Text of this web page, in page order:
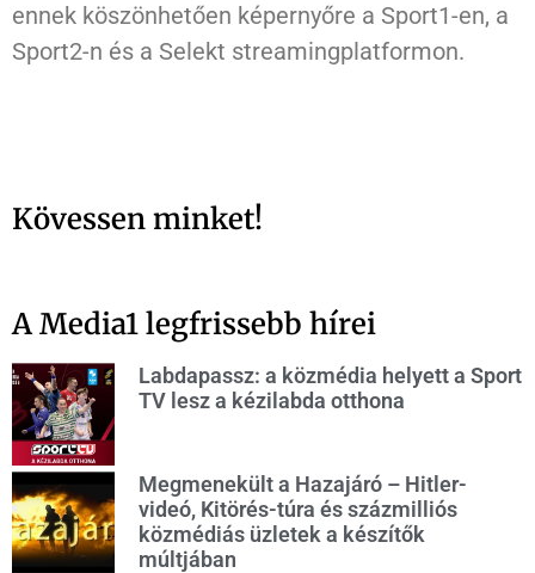
ennek köszönhetően képernyőre a Sport1-en, a
Sport2-n és a Selekt streamingplatformon.
Kövessen minket!
A Media1 legfrissebb hírei
Labdapassz: a közmédia helyett a Sport
TV lesz a kézilabda otthona
Megmenekült a Hazajáró – Hitler-
videó, Kitörés-túra és százmilliós
közmédiás üzletek a készítők
múltjában